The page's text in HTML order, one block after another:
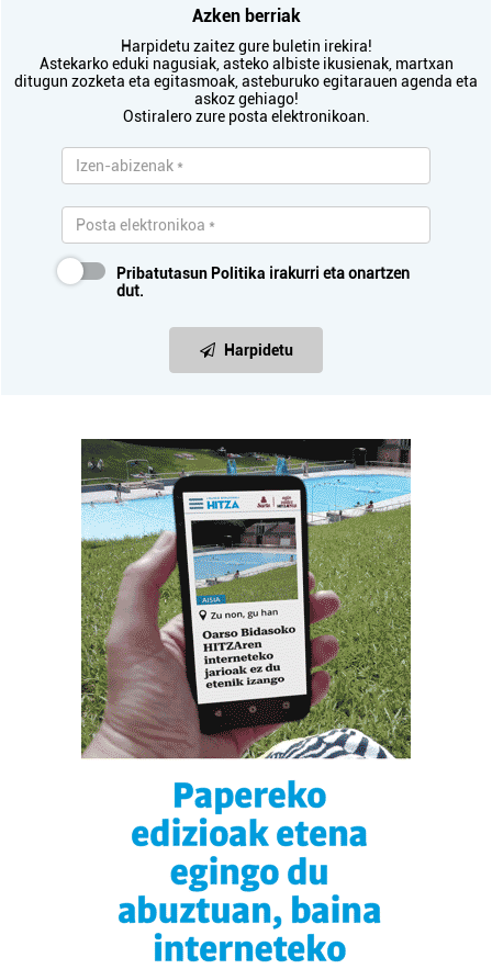
Azken berriak
Harpidetu zaitez gure buletin irekira!
Astekarko eduki nagusiak, asteko albiste ikusienak, martxan
ditugun zozketa eta egitasmoak, asteburuko egitarauen agenda eta
askoz gehiago!
Ostiralero zure posta elektronikoan.
Pribatutasun Politika irakurri eta onartzen
dut.
Harpidetu